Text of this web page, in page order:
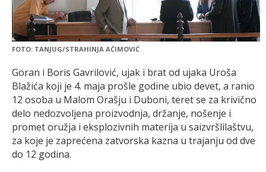
FOTO: TANJUG/STRAHINJA AĆIMOVIĆ
Goran i Boris Gavrilović, ujak i brat od ujaka Uroša
Blažića koji je 4. maja prošle godine ubio devet, a ranio
12 osoba u Malom Orašju i Duboni, teret se za krivično
delo nedozvoljena proizvodnja, držanje, nošenje i
promet oružja i eksplozivnih materija u saizvršlilaštvu,
za koje je zaprećena zatvorska kazna u trajanju od dve
do 12 godina.